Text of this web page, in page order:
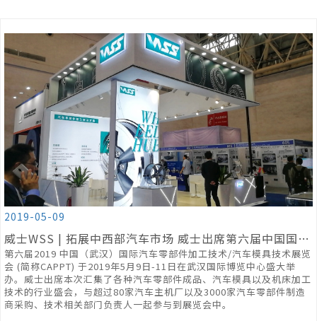
2019-05-09
威士WSS | 拓展中西部汽车市场 威士出席第六届中国国际汽车零部件加工技术展
第六届2019 中国（武汉）国际汽车零部件加工技术/汽车模具技术展览
会 (简称CAPPT) 于2019年5月9日-11日在武汉国际博览中心盛大举
办。威士出席本次汇集了各种汽车零部件成品、汽车模具以及机床加工
技术的行业盛会，与超过80家汽车主机厂以及3000家汽车零部件制造
商采购、技术相关部门负责人一起参与到展览会中。